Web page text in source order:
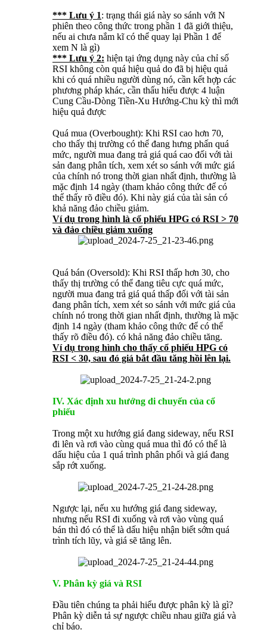
*** Lưu ý 1: trạng thái giá này so sánh với N
phiên theo công thức trong phần 1 đã giới thiệu,
nếu ai chưa nắm kĩ có thể quay lại Phần 1 để
xem N là gì)
*** Lưu ý 2: hiện tại ứng dụng này của chỉ số
RSI không còn quá hiệu quả do đã bị hiệu quả
khi có quá nhiều người dùng nó, cần kết hợp các
phương pháp khác, cần thấu hiểu được 4 luận
Cung Cầu-Dòng Tiền-Xu Hướng-Chu kỳ thì mới
hiệu quả được
Quá mua (Overbought): Khi RSI cao hơn 70,
cho thấy thị trường có thể đang hưng phấn quá
mức, người mua đang trả giá quá cao đối với tài
sản đang phân tích, xem xét so sánh với mức giá
của chính nó trong thời gian nhất định, thường là
mặc định 14 ngày (tham khảo công thức để có
thể thấy rõ điều đó). Khi này giá của tài sản có
khả năng đảo chiều giảm.
Ví dụ trong hình là cổ phiếu HPG có RSI > 70
và đảo chiều giảm xuống
Quá bán (Oversold): Khi RSI thấp hơn 30, cho
thấy thị trường có thể đang tiêu cực quá mức,
người mua đang trả giá quá thấp đối với tài sản
đang phân tích, xem xét so sánh với mức giá của
chính nó trong thời gian nhất định, thường là mặc
định 14 ngày (tham khảo công thức để có thể
thấy rõ điều đó). có khả năng đảo chiều tăng.
Ví dụ trong hình cho thấy cổ phiếu HPG có
RSI < 30, sau đó giá bắt đầu tăng hồi lên lại.
IV. Xác định xu hướng di chuyển của cổ
phiếu
Trong một xu hướng giá đang sideway, nếu RSI
đi lên và rơi vào cùng quá mua thì đó có thể là
dấu hiệu của 1 quá trình phân phối và giá đang
sắp rớt xuống.
Ngược lại, nếu xu hướng giá đang sideway,
nhưng nếu RSI đi xuống và rơi vào vùng quá
bán thì đó có thể là dấu hiệu nhận biết sớm quá
trình tích lũy, và giá sẽ tăng lên.
V. Phân kỳ giá và RSI
Đầu tiên chúng ta phải hiểu được phân kỳ là gì?
Phân kỳ diễn tả sự ngược chiều nhau giữa giá và
chỉ báo.